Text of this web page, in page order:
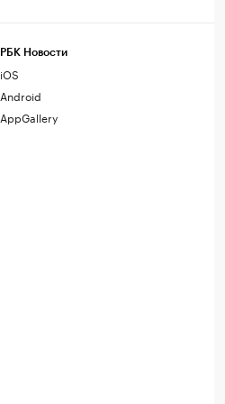
РБК Новости
iOS
Android
AppGallery